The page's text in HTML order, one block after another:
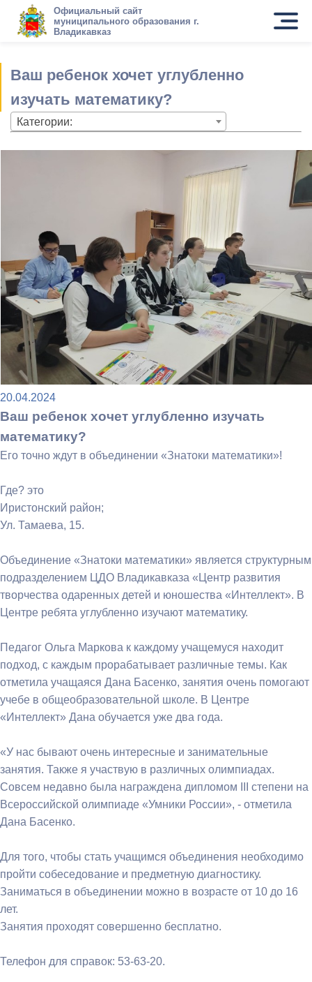
Официальный сайт
муниципального образования г.
Владикавказ
Ваш ребенок хочет углубленно
изучать математику?
Категории:
20.04.2024
Ваш ребенок хочет углубленно изучать
математику?
Его точно ждут в объединении «Знатоки математики»!
Где? это
Иристонский район;
Ул. Тамаева, 15.
Объединение «Знатоки математики» является структурным
подразделением ЦДО Владикавказа «Центр развития
творчества одаренных детей и юношества «Интеллект». В
Центре ребята углубленно изучают математику.
Педагог Ольга Маркова к каждому учащемуся находит
подход, с каждым прорабатывает различные темы. Как
отметила учащаяся Дана Басенко, занятия очень помогают
учебе в общеобразовательной школе. В Центре
«Интеллект» Дана обучается уже два года.
«У нас бывают очень интересные и занимательные
занятия. Также я участвую в различных олимпиадах.
Совсем недавно была награждена дипломом III степени на
Всероссийской олимпиаде «Умники России», - отметила
Дана Басенко.
Для того, чтобы стать учащимся объединения необходимо
пройти собеседование и предметную диагностику.
Заниматься в объединении можно в возрасте от 10 до 16
лет.
Занятия проходят совершенно бесплатно.
Телефон для справок: 53-63-20.